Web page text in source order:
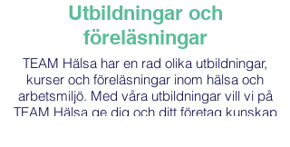
Utbildningar och
föreläsningar
TEAM Hälsa har en rad olika utbildningar,
kurser och föreläsningar inom hälsa och
arbetsmiljö. Med våra utbildningar vill vi på
TEAM Hälsa ge dig och ditt företag kunskap